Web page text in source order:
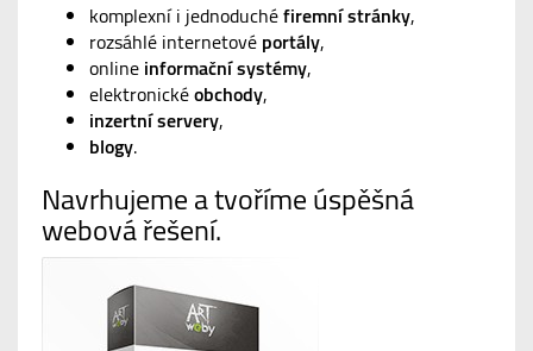
komplexní i jednoduchéfiremní stránky,
rozsáhlé internetové portály,
online informační systémy,
elektronickéobchody,
inzertní servery,
blogy.
Navrhujeme a tvoříme úspěšná
webová řešení.